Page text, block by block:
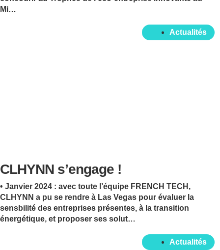
Mi…
Actualités
CLHYNN s’engage !
• Janvier 2024 : avec toute l’équipe FRENCH TECH,
CLHYNN a pu se rendre à Las Vegas pour évaluer la
sensbilité des entreprises présentes, à la transition
énergétique, et proposer ses solut…
Actualités